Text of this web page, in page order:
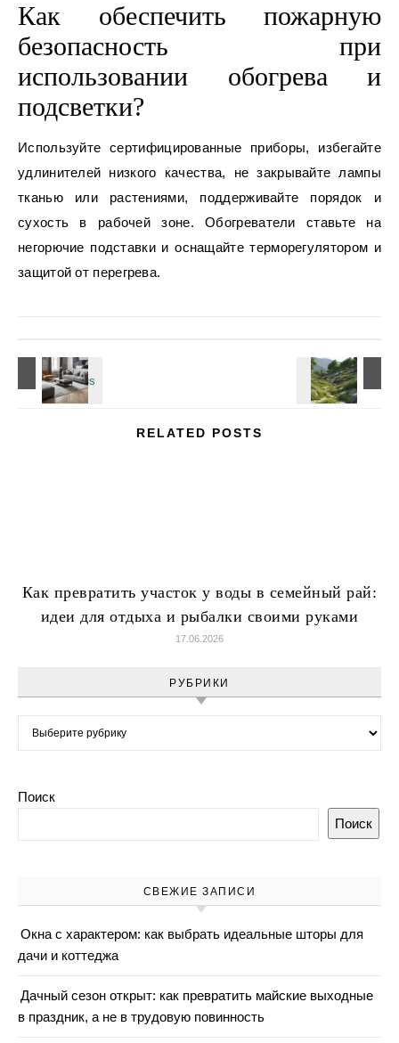
Как обеспечить пожарную
безопасность при
использовании обогрева и
подсветки?
Используйте сертифицированные приборы, избегайте
удлинителей низкого качества, не закрывайте лампы
тканью или растениями, поддерживайте порядок и
сухость в рабочей зоне. Обогреватели ставьте на
негорючие подставки и оснащайте терморегулятором и
защитой от перегрева.
RELATED POSTS
Как превратить участок у воды в семейный рай:
идеи для отдыха и рыбалки своими руками
17.06.2026
РУБРИКИ
Поиск
Поиск
СВЕЖИЕ ЗАПИСИ
Окна с характером: как выбрать идеальные шторы для
дачи и коттеджа
Дачный сезон открыт: как превратить майские выходные
в праздник, а не в трудовую повинность